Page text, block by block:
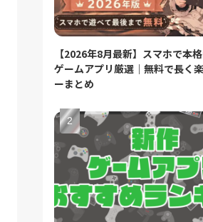
【2026年8月最新】スマホで本
ゲームアプリ厳選｜無料で長く
ーまとめ